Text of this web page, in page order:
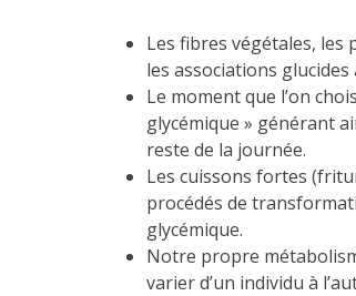
Les fibres végétales, les
les associations
Le moment que l’on
glycémique » générant
reste de la journée.
Les cuissons fortes
procédés de
glycémique.
Notre propre
varier d’un individu à